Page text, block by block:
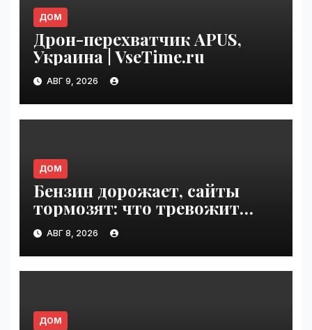
ДОМ
Дрон-перехватчик APUS,
Украина | VseTime.ru
АВГ 9, 2026
ДОМ
Бензин дорожает, сайты
тормозят: что тревожит
россиян больше? |
VseTime.ru
АВГ 8, 2026
ДОМ